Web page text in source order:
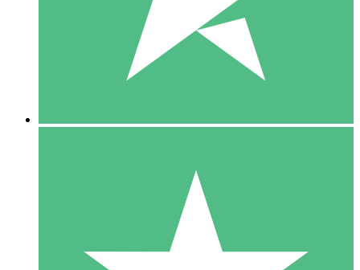
1 Téléchargement
10 00
10 Téléchargements
20 00